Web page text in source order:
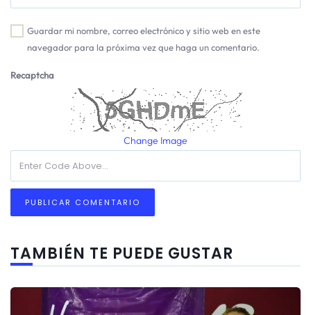
Guardar mi nombre, correo electrónico y sitio web en este
navegador para la próxima vez que haga un comentario.
Recaptcha
Change Image
TAMBIÉN TE PUEDE GUSTAR